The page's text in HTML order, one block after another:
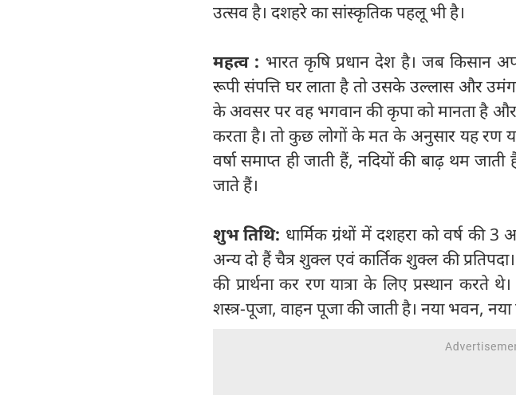
उत्सव है। दशहरे का सांस्कृतिक पहलू भी है।
महत्व : भारत कृषि प्रधान देश है। जब
रूपी संपत्ति घर लाता है तो उसके उल्लास और उमंग
के अवसर पर वह भगवान की कृपा को मानता है
करता है। तो कुछ लोगों के मत के अनुसार यह रण
वर्षा समाप्त ही जाती हैं, नदियों की बाढ़ थम
जाते हैं।
शुभ तिथि: धार्मिक ग्रंथों में दशहरा को वर्ष की
अन्य दो हैं चैत्र शुक्ल एवं कार्तिक शुक्ल की
की प्रार्थना कर रण यात्रा के लिए प्रस्थान करते
शस्त्र-पूजा, वाहन पूजा की जाती है। नया भवन, नया